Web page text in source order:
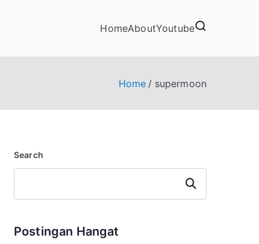
HomeAboutYoutube
Home supermoon
Search
Search
Postingan Hangat